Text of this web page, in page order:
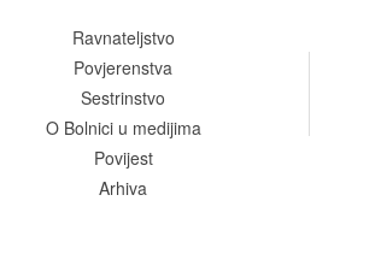
Ravnateljstvo
Povjerenstva
Sestrinstvo
O Bolnici u medijima
Povijest
Arhiva